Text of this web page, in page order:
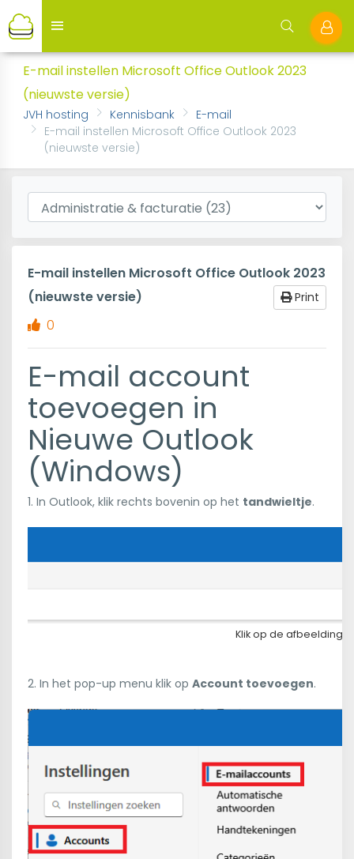
E-mail instellen Microsoft Office Outlook 2023
(nieuwste versie)
JVH hosting Kennisbank
E-mail
E-mail instellen Microsoft Office Outlook 2023
(nieuwste versie)
E-mail instellen Microsoft Office Outlook 2023
(nieuwste versie)
Print
0
E-mail account
toevoegen in
Nieuwe Outlook
(Windows)
1. In Outlook, klik rechts bovenin op het tandwieltje.
Klik op de afbeelding
2. In het pop-up menu klik op Account toevoegen.